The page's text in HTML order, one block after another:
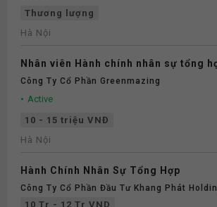
Thương lượng
Hà Nội
Nhân viên Hành chính nhân sự tổng
Công Ty Cổ Phần Greenmazing
Active
10 - 15 triệu VNĐ
Hà Nội
Hành Chính Nhân Sự Tổng Hợp
Công Ty Cổ Phần Đầu Tư Khang Phát
10 Tr - 12 Tr VND